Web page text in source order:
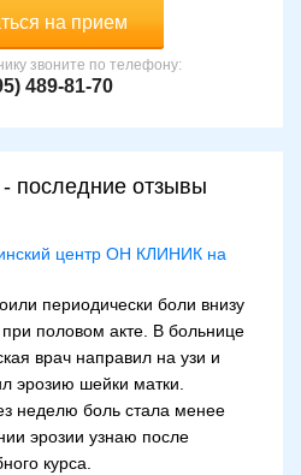
на прием
звоните по телефону:
489-81-70
- последние отзывы
центр ОН КЛИНИК на
периодически боли внизу
половом акте. В больнице
врач направил на узи и
эрозию шейки матки.
неделю боль стала менее
эрозии узнаю после
курса.